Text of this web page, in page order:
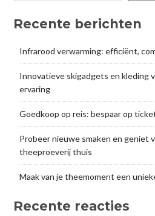
Recente berichten
Infrarood verwarming: efficiënt,
Innovatieve skigadgets en kleding
ervaring
Goedkoop op reis: bespaar op
Probeer nieuwe smaken en geniet
theeproeverij thuis
Maak van je theemoment een
Recente reacties